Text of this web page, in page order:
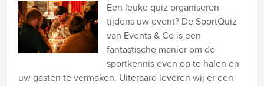
Een leuke quiz organiseren
tijdens uw event? De SportQuiz
van Events & Co is een
fantastische manier om de
sportkennis even op te halen en
uw gasten te vermaken. Uiteraard leveren wij er een